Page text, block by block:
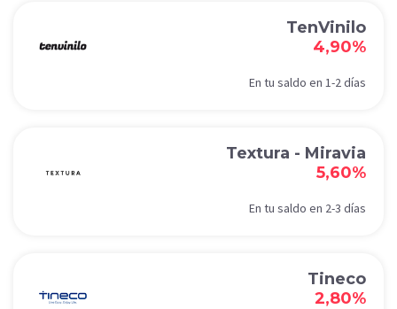
TenVinilo
4,90%
En tu saldo en 1-2 días
Textura - Miravia
5,60%
En tu saldo en 2-3 días
Tineco
2,80%